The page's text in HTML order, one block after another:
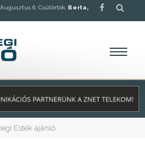
Augusztus 6. Csütörtök, Berta,
Esték ajánló